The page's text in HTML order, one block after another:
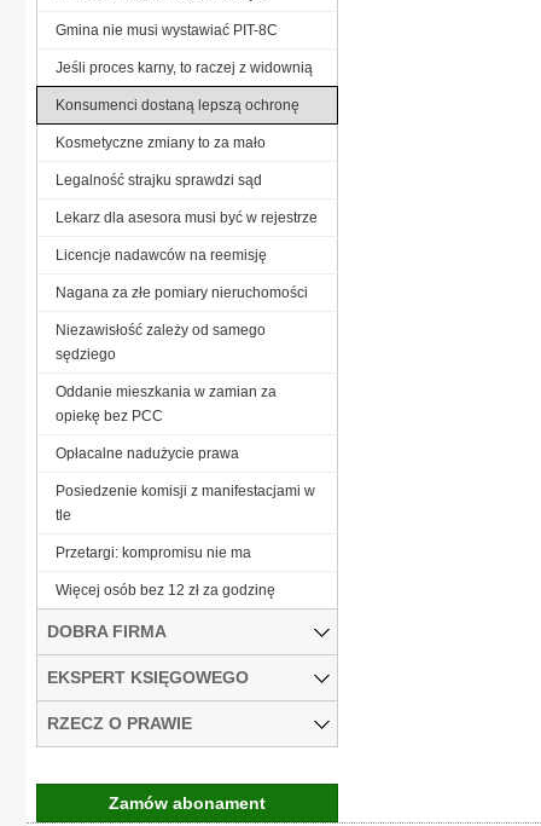
Gmina nie musi wystawiać PIT-8C
Jeśli proces karny, to raczej z widownią
Konsumenci dostaną lepszą ochronę
Kosmetyczne zmiany to za mało
Legalność strajku sprawdzi sąd
Lekarz dla asesora musi być w rejestrze
Licencje nadawców na reemisję
Nagana za złe pomiary nieruchomości
Niezawisłość zależy od samego
sędziego
Oddanie mieszkania w zamian za
opiekę bez PCC
Opłacalne nadużycie prawa
Posiedzenie komisji z manifestacjami w
tle
Przetargi: kompromisu nie ma
Więcej osób bez 12 zł za godzinę
DOBRA FIRMA
EKSPERT KSIĘGOWEGO
RZECZ O PRAWIE
Zamów abonament